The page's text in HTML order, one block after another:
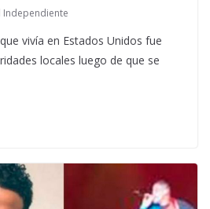
Independiente
vivía en Estados Unidos fue
locales luego de que se